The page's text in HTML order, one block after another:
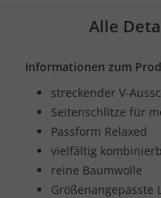
Alle
Informationen zum
streckender V-
Seitenschlitze für
Passform Relaxed
vielfältig
reine Baumwolle
Größenangepasste